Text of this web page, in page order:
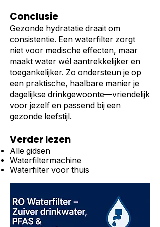
Conclusie
Gezonde hydratatie draait om
consistentie. Een waterfilter zorgt
niet voor medische effecten, maar
maakt water wél aantrekkelijker en
toegankelijker. Zo ondersteun je op
een praktische, haalbare manier je
dagelijkse drinkgewoonte—vriendelijk
voor jezelf en passend bij een
gezonde leefstijl.
Verder lezen
Alle gidsen
Waterfiltermachine
Waterfilter voor thuis